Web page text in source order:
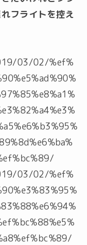
フライトを控え
03/02/%ef%
03/02/%ef%